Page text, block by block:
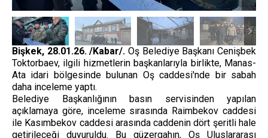
Bişkek, 28.01.26. /Kabar/. Oş Belediye Başkanı Cenişbek
Toktorbaev, ilgili hizmetlerin başkanlarıyla birlikte, Manas-
Ata idari bölgesinde bulunan Oş caddesi'nde bir sabah
daha inceleme yaptı.
Belediye Başkanlığının basın servisinden yapılan
açıklamaya göre, inceleme sırasında Raimbekov caddesi
ile Kasımbekov caddesi arasında caddenin dört şeritli hale
getirileceği duyuruldu. Bu güzergahın, Oş Uluslararası